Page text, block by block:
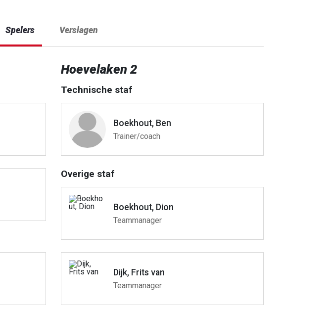
Spelers Verslagen
Hoevelaken 2
Technische staf
Boekhout, Ben
Trainer/coach
Overige staf
Boekhout, Dion
Teammanager
Dijk, Frits van
Teammanager